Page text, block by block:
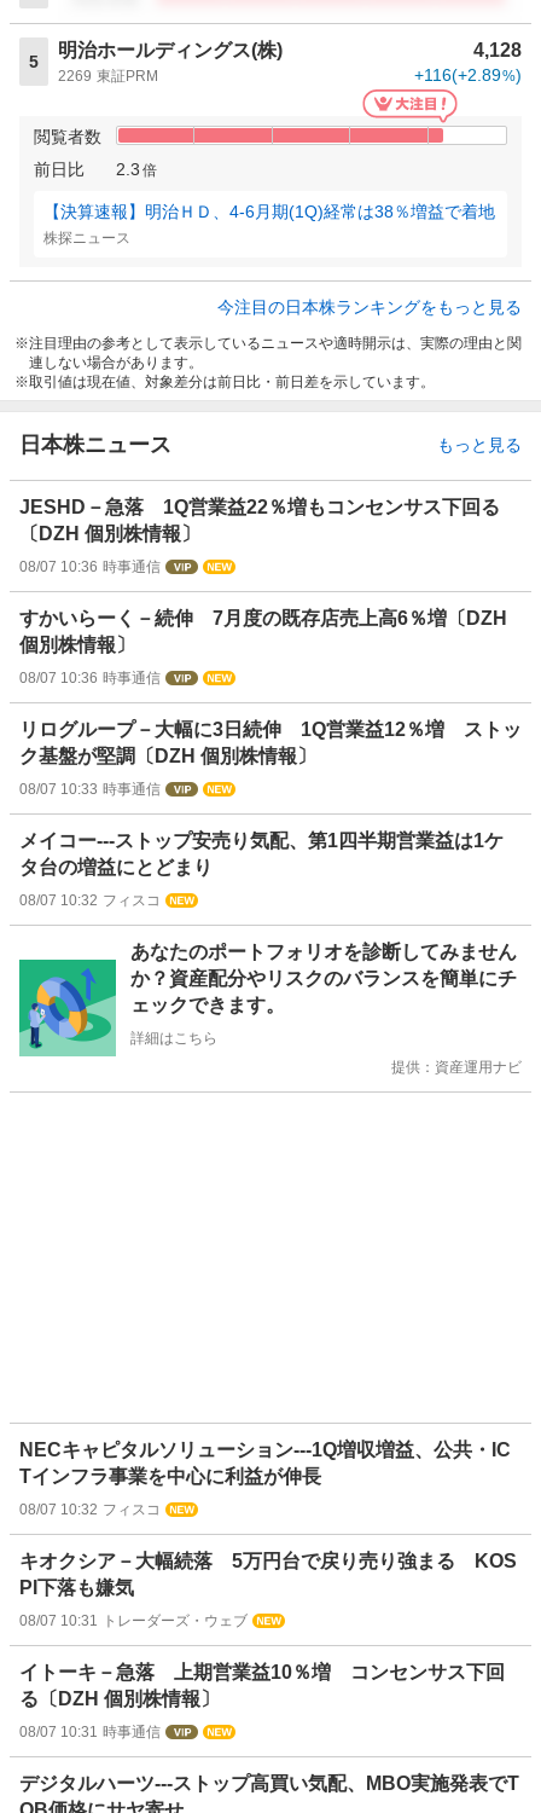
5
明治ホールディングス(株) 4,128
2269 東証PRM +116(+2.89%)
閲覧者数
前日比
2.3 倍
【決算速報】明治ＨＤ、4-6月期(1Q)経常は38％増益で着地
株探ニュース
今注目の日本株ランキングをもっと見る
注目理由の参考として表示しているニュースや適時開示は、実際の理由と関
連しない場合があります。
取引値は現在値、対象差分は前日比・前日差を示しています。
日本株ニュース もっと見る
JESHD－急落 1Q営業益22％増もコンセンサス下回る
〔DZH 個別株情報〕
08/07 10:36 時事通信
すかいらーく－続伸 7月度の既存店売上高6％増〔DZH
個別株情報〕
08/07 10:36 時事通信
リログループ－大幅に3日続伸 1Q営業益12％増 ストッ
ク基盤が堅調〔DZH 個別株情報〕
08/07 10:33 時事通信
メイコー---ストップ安売り気配、第1四半期営業益は1ケ
タ台の増益にとどまり
08/07 10:32 フィスコ
あなたのポートフォリオを診断してみません
か？資産配分やリスクのバランスを簡単にチ
ェックできます。
詳細はこちら
提供：資産運用ナビ
NECキャピタルソリューション---1Q増収増益、公共・IC
Tインフラ事業を中心に利益が伸長
08/07 10:32 フィスコ
キオクシア－大幅続落 5万円台で戻り売り強まる KOS
PI下落も嫌気
08/07 10:31 トレーダーズ・ウェブ
イトーキ－急落 上期営業益10％増 コンセンサス下回
る〔DZH 個別株情報〕
08/07 10:31 時事通信
デジタルハーツ---ストップ高買い気配、MBO実施発表でT